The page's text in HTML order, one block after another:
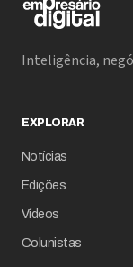
Inteligência,
EXPLORAR
Notícias
Edições
Vídeos
Colunistas